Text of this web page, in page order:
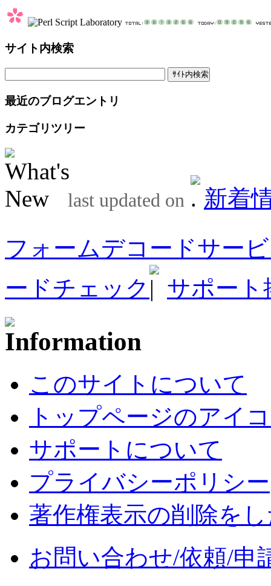
サイト内検索
最近のブログエントリ
カテゴリツリー
last updated on
新着
フォームデコードサー
ードチェック
サポート
このサイトについて
トップページのアイ
サポートについて
プライバシーポリシー
著作権表示の削除を
お問い合わせ/依頼/申